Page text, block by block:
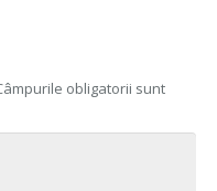
obligatorii sunt